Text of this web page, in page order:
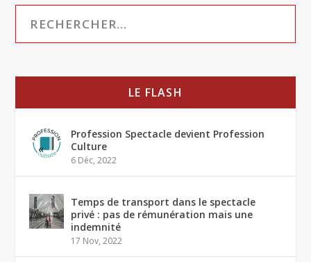
LE FLASH
Profession Spectacle devient Profession
Culture
6 Déc, 2022
Temps de transport dans le spectacle
privé : pas de rémunération mais une
indemnité
17 Nov, 2022